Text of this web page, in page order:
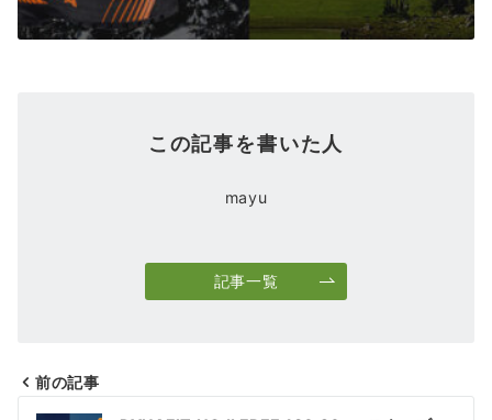
この記事を書いた人
mayu
記事一覧
投
前の記事